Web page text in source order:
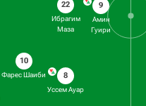
10
Фарес Шаиби
22
Ибрагим
Маза
8
Уссем Ауар
9
Амин
Гуири